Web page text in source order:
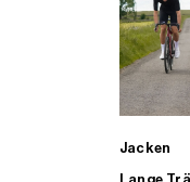
Jacken
ALLE